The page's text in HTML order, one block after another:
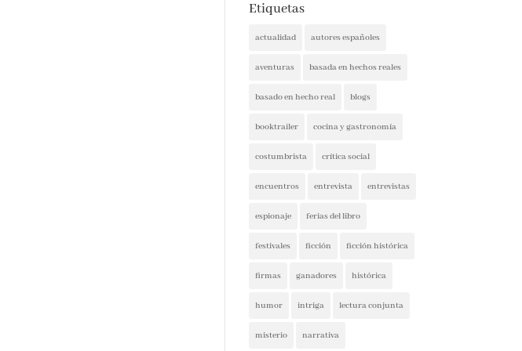
Etiquetas
actualidad autores españoles
aventuras basada en hechos reales
basado en hecho real blogs
booktrailer cocina y gastronomía
costumbrista crítica social
encuentros entrevista entrevistas
espionaje ferias del libro
festivales ficción ficción histórica
firmas ganadores histórica
humor intriga lectura conjunta
misterio narrativa